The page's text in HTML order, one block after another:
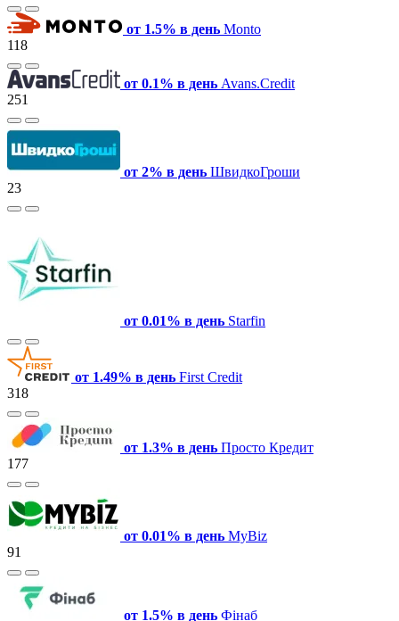
от 1.5% в день Monto
118
от 0.1% в день Avans.Credit
251
от 2% в день ШвидкоГроши
23
от 0.01% в день Starfin
от 1.49% в день First Credit
318
от 1.3% в день Просто Кредит
177
от 0.01% в день MyBiz
91
от 1.5% в день Фінаб